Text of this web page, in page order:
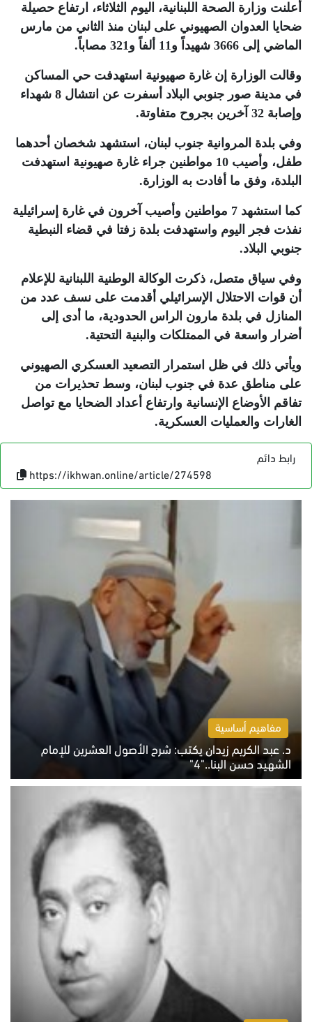
أعلنت وزارة الصحة اللبنانية، اليوم الثلاثاء، ارتفاع حصيلة
ضحايا العدوان الصهيوني على لبنان منذ الثاني من مارس
الماضي إلى 3666 شهيداً و11 ألفاً و321 مصاباً
.
وقالت الوزارة إن غارة صهيونية استهدفت حي المساكن
في مدينة صور جنوبي البلاد أسفرت عن انتشال 8 شهداء
وإصابة 32 آخرين بجروح متفاوتة
.
وفي بلدة المروانية جنوب لبنان، استشهد شخصان أحدهما
طفل، وأصيب 10 مواطنين جراء غارة صهيونية استهدفت
البلدة، وفق ما أفادت به الوزارة.
كما استشهد 7 مواطنين وأصيب آخرون في غارة إسرائيلية
نفذت فجر اليوم واستهدفت بلدة زفتا في قضاء النبطية
جنوبي البلاد.
وفي سياق متصل، ذكرت الوكالة الوطنية اللبنانية للإعلام
أن قوات الاحتلال الإسرائيلي أقدمت على نسف عدد من
المنازل في بلدة مارون الراس الحدودية، ما أدى إلى
أضرار واسعة في الممتلكات والبنية التحتية.
ويأتي ذلك في ظل استمرار التصعيد العسكري الصهيوني
على مناطق عدة في جنوب لبنان، وسط تحذيرات من
تفاقم الأوضاع الإنسانية وارتفاع أعداد الضحايا مع تواصل
الغارات والعمليات العسكرية.
رابط دائم
https://ikhwan.online/article/274598
مفاهيم أساسية
د. عبد الكريم زيدان يكتب: شرح الأصول العشرين للإمام
الشهيد حسن البنا.."4"
الخميس 6 أغسطس 2026 10:27 ص